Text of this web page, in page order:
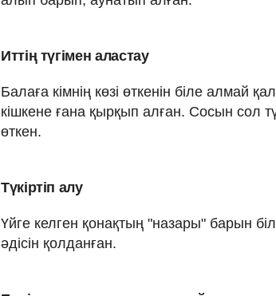
Иттің түгімен аластау
Балаға кімнің көзі өткенін біле алмай
кішкене ғана қырқып алған. Сосын сол
өткен.
Түкіртіп алу
Үйге келген қонақтың "назары" барын
әдісін қолданған.